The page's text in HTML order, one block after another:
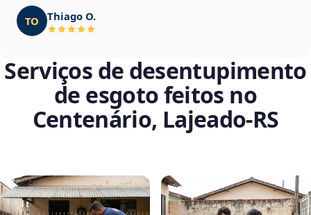
TO Thiago O.
Serviços de desentupimento
de esgoto feitos no
Centenário, Lajeado‑RS